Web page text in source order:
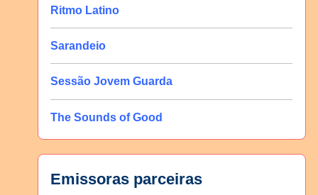
Ritmo Latino
Sarandeio
Sessão Jovem Guarda
The Sounds of Good
Emissoras parceiras